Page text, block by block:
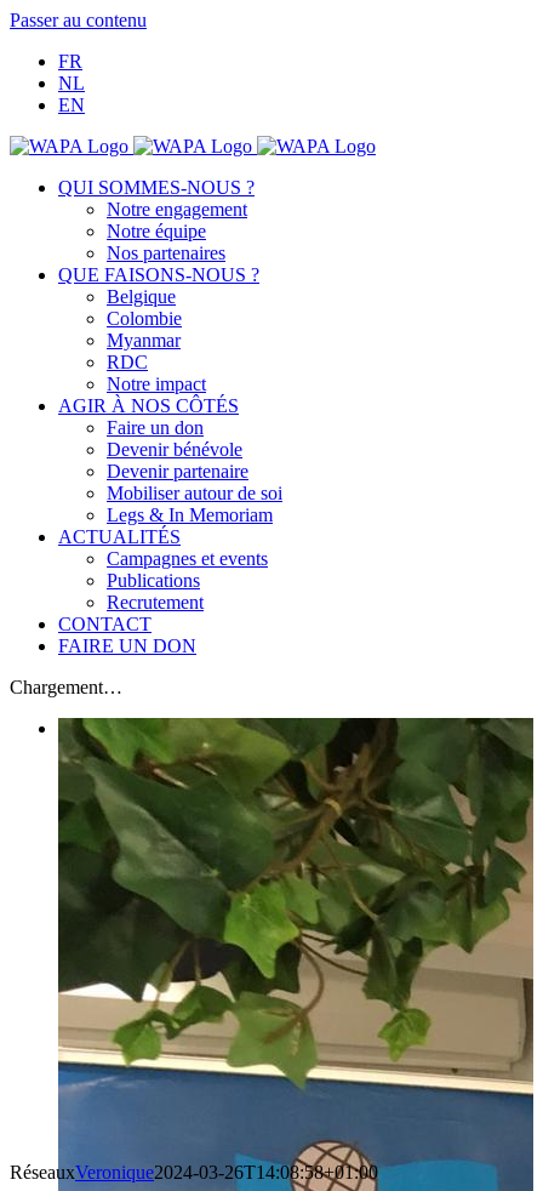
Passer au contenu
FR
NL
EN
QUI SOMMES-NOUS ?
Notre engagement
Notre équipe
Nos partenaires
QUE FAISONS-NOUS ?
Belgique
Colombie
Myanmar
RDC
Notre impact
AGIR À NOS CÔTÉS
Faire un don
Devenir bénévole
Devenir partenaire
Mobiliser autour de soi
Legs & In Memoriam
ACTUALITÉS
Campagnes et events
Publications
Recrutement
CONTACT
FAIRE UN DON
Chargement…
RéseauxVeronique2024-03-26T14:08:58+01:00